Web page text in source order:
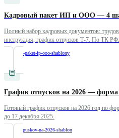
Кадровый пакет ИП и ООО — 4
Полный набор кадровых документов:
инструкция, график отпусков Т-7. По ТК РФ.
kadrovyj-paket-ip-ooo-shablony
График отпусков на 2026 —
Готовый график отпусков на 2026 год по
до 17 декабря 2025.
grafik-otpuskov-na-2026-shablon